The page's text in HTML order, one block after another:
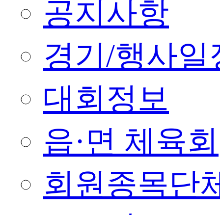
공지사항
경기/행사일
대회정보
읍·면 체육회
회원종목단